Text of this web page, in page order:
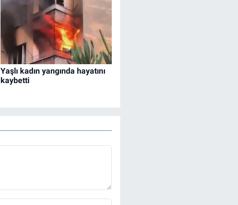
Yaşlı kadın yangında hayatını
kaybetti